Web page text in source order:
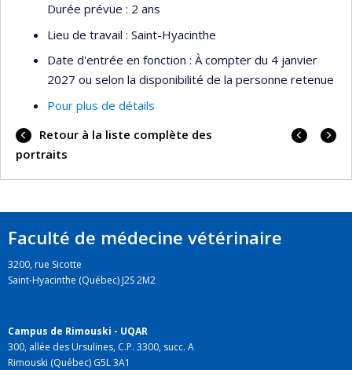
Durée prévue : 2 ans
Lieu de travail : Saint-Hyacinthe
Date d'entrée en fonction : À compter du 4 janvier
2027 ou selon la disponibilité de la personne retenue
Pour plus de détails
Retour à la liste complète des
portraits
Faculté de médecine vétérinaire
3200, rue Sicotte
Saint-Hyacinthe (Québec) J2S 2M2
Campus de Rimouski - UQAR
300, allée des Ursulines, C.P. 3300, succ. A
Rimouski (Québec) G5L 3A1